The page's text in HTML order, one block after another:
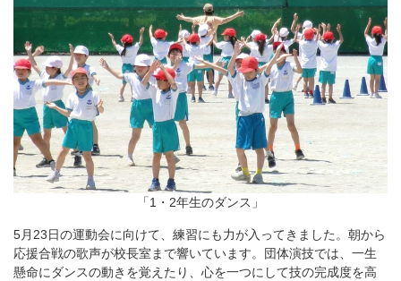
「1・2年生のダンス」
5月23日の運動会に向けて、練習にも力が入ってきました。朝から
応援合戦の歌声が校長室まで響いています。団体演技では、一生
懸命にダンスの動きを覚えたり、心を一つにして技の完成度を高